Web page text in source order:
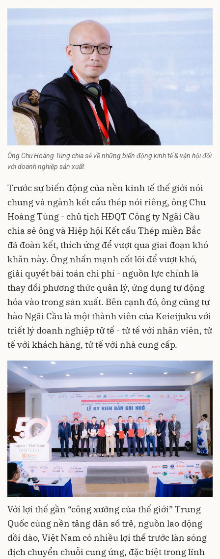
Ông Chu Hoàng Tùng chia sẻ về những biến động kinh tế & vận hội đối
với doanh nghiệp sản xuất
Trước sự biến động của nền kinh tế thế giới nói
chung và ngành kết cấu thép nói riêng, ông Chu
Hoàng Tùng - chủ tịch HĐQT Công ty Ngãi Cầu
chia sẻ ông và Hiệp hội Kết cấu Thép miền Bắc
đã đoàn kết, thích ứng để vượt qua giai đoạn khó
khăn này. Ông nhấn mạnh cốt lõi để vượt khó,
giải quyết bài toán chi phí - nguồn lực chính là
thay đổi phương thức quản lý, ứng dụng tự động
hóa vào trong sản xuất. Bên cạnh đó, ông cũng tự
hào Ngãi Cầu là một thành viên của Keieijuku với
triết lý doanh nghiệp tử tế - tử tế với nhân viên, tử
tế với khách hàng, tử tế với nhà cung cấp.
Với lợi thế gần “công xưởng của thế giới” Trung
Quốc cùng nền tảng dân số trẻ, nguồn lao động
dồi dào, Việt Nam có nhiều lợi thế trước làn sóng
dịch chuyển chuỗi cung ứng, đặc biệt trong lĩnh